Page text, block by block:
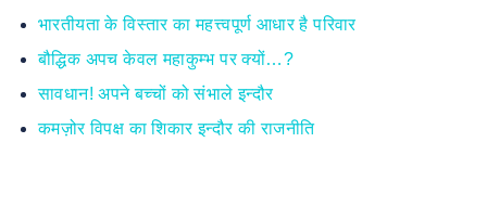
भारतीयता के विस्तार का महत्त्वपूर्ण आधार है परिवार
बौद्धिक अपच केवल महाकुम्भ पर क्यों…?
सावधान! अपने बच्चों को संभाले इन्दौर
कमज़ोर विपक्ष का शिकार इन्दौर की राजनीति